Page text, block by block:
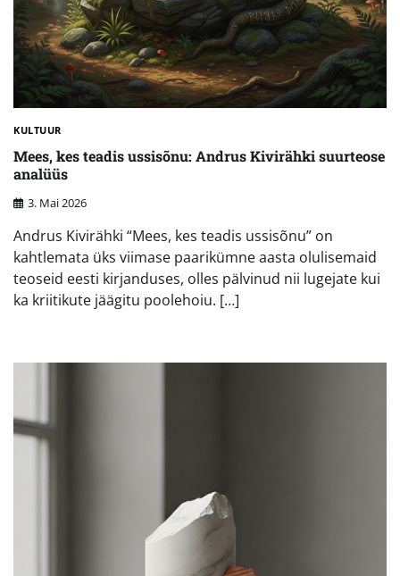
KULTUUR
Mees, kes teadis ussisõnu: Andrus Kivirähki suurteose
analüüs
3. Mai 2026
Andrus Kivirähki “Mees, kes teadis ussisõnu” on
kahtlemata üks viimase paarikümne aasta olulisemaid
teoseid eesti kirjanduses, olles pälvinud nii lugejate kui
ka kriitikute jäägitu poolehoiu. […]